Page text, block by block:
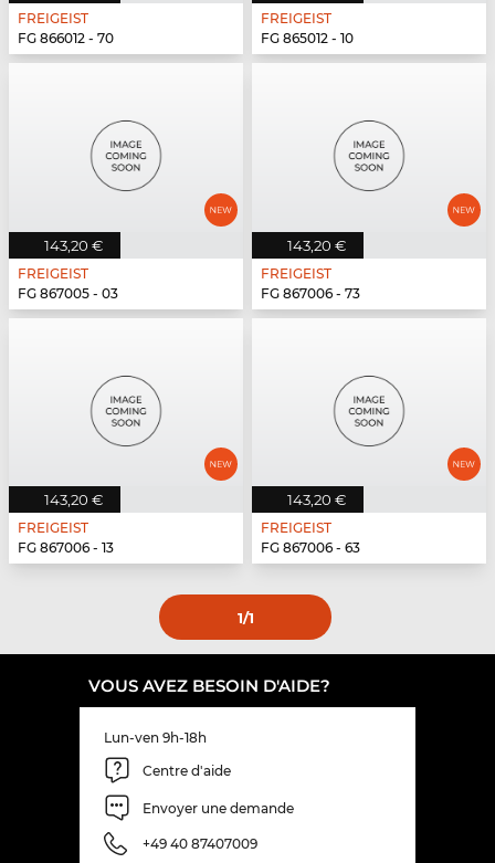
FREIGEIST
FG 866012 - 70
FREIGEIST
FG 865012 - 10
143,20 €
FREIGEIST
FG 867005 - 03
143,20 €
FREIGEIST
FG 867006 - 73
143,20 €
FREIGEIST
FG 867006 - 13
143,20 €
FREIGEIST
FG 867006 - 63
1/1
VOUS AVEZ BESOIN D'AIDE?
Lun-ven 9h-18h
Centre d'aide
Envoyer une demande
+49 40 87407009